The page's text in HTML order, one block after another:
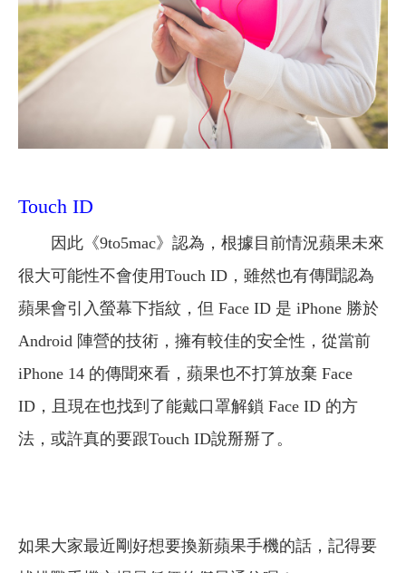
Touch ID
因此《9to5mac》認為，根據目前情況蘋果未來
很大可能性不會使用Touch ID，雖然也有傳聞認為
蘋果會引入螢幕下指紋，但 Face ID 是 iPhone 勝於
Android 陣營的技術，擁有較佳的安全性，從當前
iPhone 14 的傳聞來看，蘋果也不打算放棄 Face
ID，且現在也找到了能戴口罩解鎖 Face ID 的方
法，或許真的要跟Touch ID說掰掰了。
如果大家最近剛好想要換新蘋果手機的話，記得要